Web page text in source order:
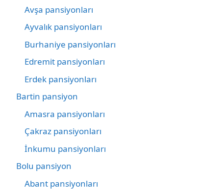
Avşa pansiyonları
Ayvalık pansiyonları
Burhaniye pansiyonları
Edremit pansiyonları
Erdek pansiyonları
Bartin pansiyon
Amasra pansiyonları
Çakraz pansiyonları
İnkumu pansiyonları
Bolu pansiyon
Abant pansiyonları